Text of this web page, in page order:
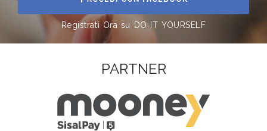
Registrati Ora su DO IT YOURSELF
PARTNER